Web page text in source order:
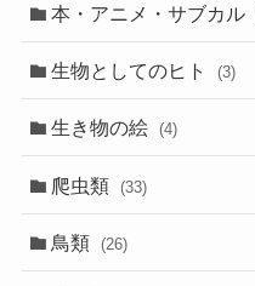
本・アニメ・サブカル
生物としてのヒト (3)
生き物の絵 (4)
爬虫類 (33)
鳥類 (26)